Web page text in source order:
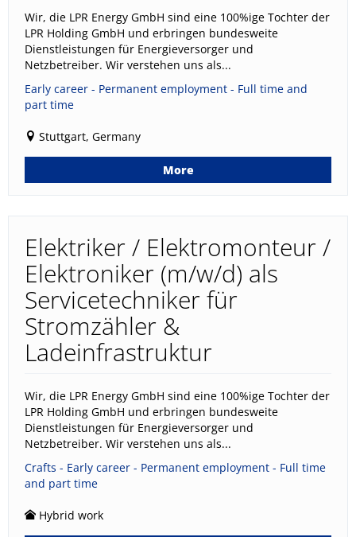
Wir, die LPR Energy GmbH sind eine 100%ige Tochter der
LPR Holding GmbH und erbringen bundesweite
Dienstleistungen für Energieversorger und
Netzbetreiber. Wir verstehen uns als...
Early career - Permanent employment - Full time and
part time
Stuttgart, Germany
More
Elektriker / Elektromonteur /
Elektroniker (m/w/d) als
Servicetechniker für
Stromzähler &
Ladeinfrastruktur
Wir, die LPR Energy GmbH sind eine 100%ige Tochter der
LPR Holding GmbH und erbringen bundesweite
Dienstleistungen für Energieversorger und
Netzbetreiber. Wir verstehen uns als...
Crafts - Early career - Permanent employment - Full time
and part time
Hybrid work